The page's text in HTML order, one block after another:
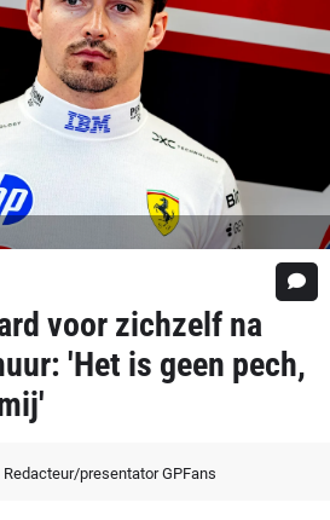
voor zichzelf na
'Het is geen pech,
Redacteur/presentator GPFans